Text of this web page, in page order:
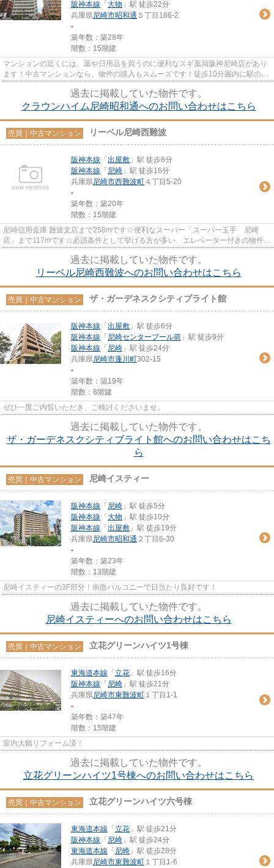
阪神本線 「 大物 」駅 徒歩22分
兵庫県尼崎市昭和通 ５丁目186-2
-
築年数：築28年
階数：15階建
マンションの近くには、薬や日用品を買うのに便利なスギ薬局阪神尼崎店があり
ます！中古マンションなら、物件の購入もスムーズです！徒歩10分圏内に駅のあ
過去に掲載していた物件です。
クラウンハイム尼崎昭和通へのお問い合わせはこちら
売買｜中古マンション リーベル尼崎西難波
阪神本線 「 出屋敷 」駅 徒歩8分
阪神本線 「 尼崎 」駅 徒歩16分
兵庫県尼崎市西難波町 ４丁目5-20
-
築年数：築20年
階数：15階建
尼崎信用金庫 難波支店まで258mです☆便利なスーパー「スーパー玉手 尼崎
店」まで117mです☆必須条件として挙げる方が多い、エレベーター付きの物件で
過去に掲載していた物件です。
リーベル尼崎西難波へのお問い合わせはこちら
売買｜中古マンション ザ・ガーデネスクシティブライト館
阪神本線 「 出屋敷 」駅 徒歩6分
阪神本線 「 尼崎センタープール前 」駅 徒歩9分
阪神本線 「 尼崎 」駅 徒歩24分
兵庫県尼崎市蓬川町302-15
-
築年数：築19年
階数：8階建
ぜひ一度ご内覧いただき、ご検討くださいませ。
過去に掲載していた物件です。
ザ・ガーデネスクシティブライト館へのお問い合わせはこち
ら
売買｜中古マンション 尼崎イスティー
阪神本線 「 尼崎 」駅 徒歩5分
阪神本線 「 大物 」駅 徒歩10分
阪神本線 「 出屋敷 」駅 徒歩19分
兵庫県尼崎市昭和通 ２丁目6-30
-
築年数：築23年
階数：13階建
尼崎イスティーの3F部分！南面バルコニーで日当たり良好です！
過去に掲載していた物件です。
尼崎イスティーへのお問い合わせはこちら
売買｜中古マンション 立花グリーンハイツ1号棟
東海道本線 「 立花 」駅 徒歩16分
阪神本線 「 尼崎 」駅 徒歩21分
兵庫県尼崎市東難波町 １丁目1-1
-
築年数：築47年
階数：15階建
室内大幅リフォーム済！
過去に掲載していた物件です。
立花グリーンハイツ1号棟へのお問い合わせはこちら
売買｜中古マンション 立花グリーンハイツ六号棟
東海道本線 「 立花 」駅 徒歩21分
阪神本線 「 尼崎 」駅 徒歩24分
東海道本線 「 尼崎 」駅 徒歩28分
兵庫県尼崎市東難波町 １丁目1-6